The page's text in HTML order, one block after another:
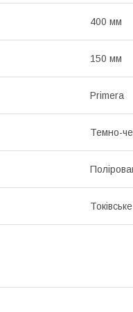
400 мм
150 мм
Primera
Темно-
Токівське